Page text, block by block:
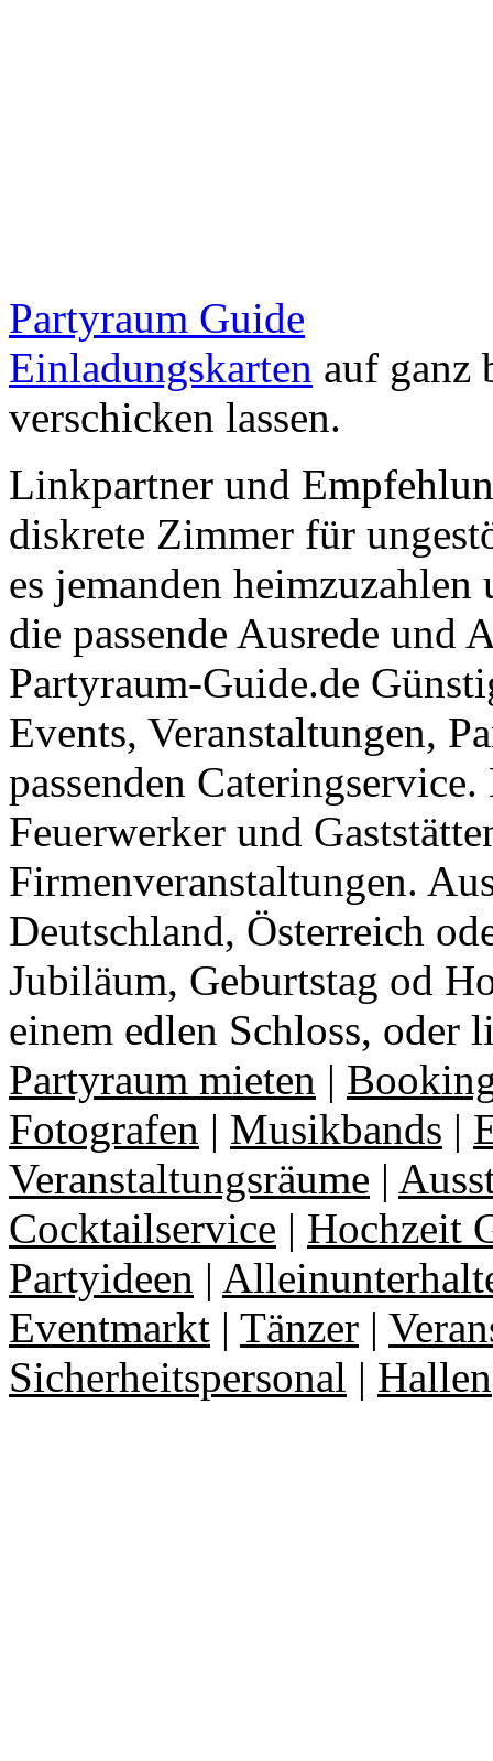
Partyraum Guide
Einladungskarten auf ganz
verschicken lassen.
Linkpartner und
diskrete Zimmer für
es jemanden
die passende Ausrede und
Partyraum-Guide.de
Events, Veranstaltungen,
passenden
Feuerwerker und
Firmenveranstaltungen.
Deutschland, Österreich
Jubiläum, Geburtstag od
einem edlen Schloss, oder
Partyraum mieten |
Fotografen | Musikbands |
Veranstaltungsräume |
Cocktailservice | Hochzeit
Partyideen |
Eventmarkt | Tänzer |
Sicherheitspersonal | Hallen